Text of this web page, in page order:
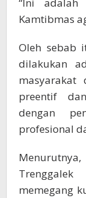
“Ini
Kamtibmas
Oleh sebab
dilakukan
masyarakat
preentif
dengan
profesional
memegang